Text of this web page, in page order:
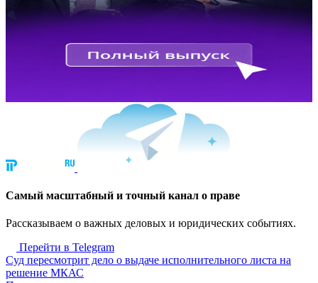
Cамый масштабный и точный канал о праве
Рассказываем о важных деловых и юридических событиях.
Перейти в Telegram
Суд пересмотрит дело о выдаче исполнительного листа на
решение МКАС